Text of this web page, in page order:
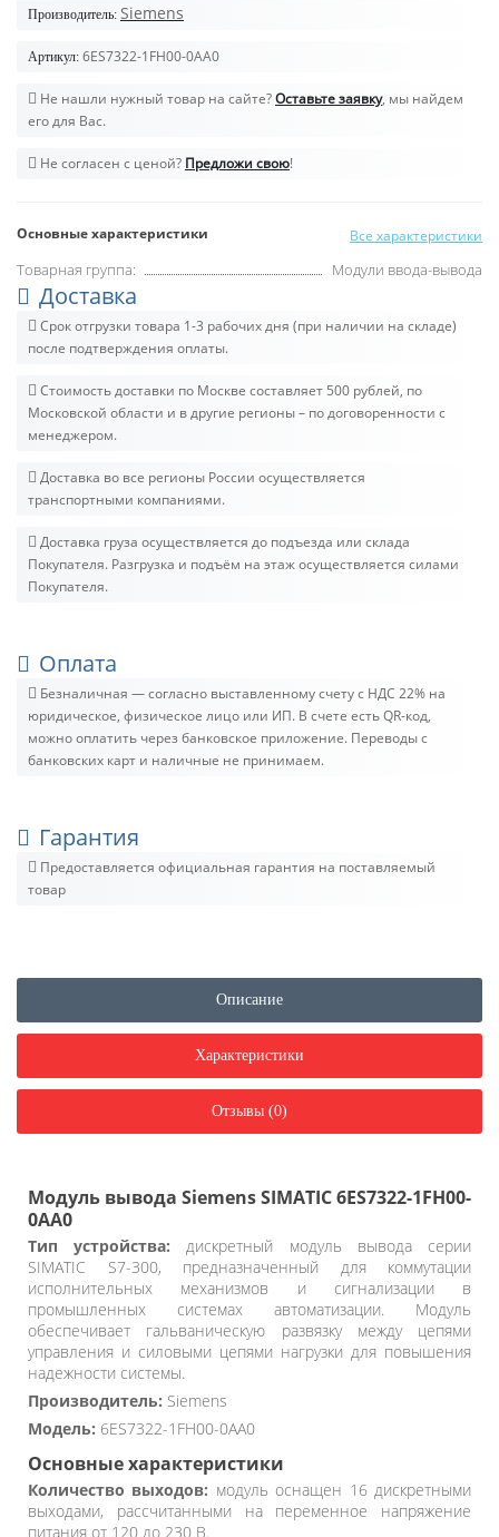
Производитель: Siemens
Артикул: 6ES7322-1FH00-0AA0
Не нашли нужный товар на сайте?Оставьте заявку, мы найдем
его для Вас.
Не согласен с ценой? Предложи свою!
Основные характеристики Все характеристики
Товарная группа: Модули ввода-вывода
Доставка
Срок отгрузки товара 1-3 рабочих дня (при наличии на складе)
после подтверждения оплаты.
Стоимость доставки по Москве составляет 500 рублей, по
Московской области и в другие регионы – по договоренности с
менеджером.
Доставка во все регионы России осуществляется
транспортными компаниями.
Доставка груза осуществляется до подъезда или склада
Покупателя. Разгрузка и подъём на этаж осуществляется силами
Покупателя.
Оплата
Безналичная — согласно выставленному счету c НДС 22% на
юридическое, физическое лицо или ИП. В счете есть QR-код,
можно оплатить через банковское приложение. Переводы с
банковских карт и наличные не принимаем.
Гарантия
Предоставляется официальная гарантия на поставляемый
товар
Описание
Характеристики
Отзывы (0)
Модуль вывода Siemens SIMATIC 6ES7322-1FH00-
0AA0
Тип устройства: дискретный модуль вывода серии
SIMATIC S7-300, предназначенный для коммутации
исполнительных механизмов и сигнализации в
промышленных системах автоматизации. Модуль
обеспечивает гальваническую развязку между цепями
управления и силовыми цепями нагрузки для повышения
надежности системы.
Производитель: Siemens
Модель: 6ES7322-1FH00-0AA0
Основные характеристики
Количество выходов: модуль оснащен 16 дискретными
выходами, рассчитанными на переменное напряжение
питания от 120 до 230 В.